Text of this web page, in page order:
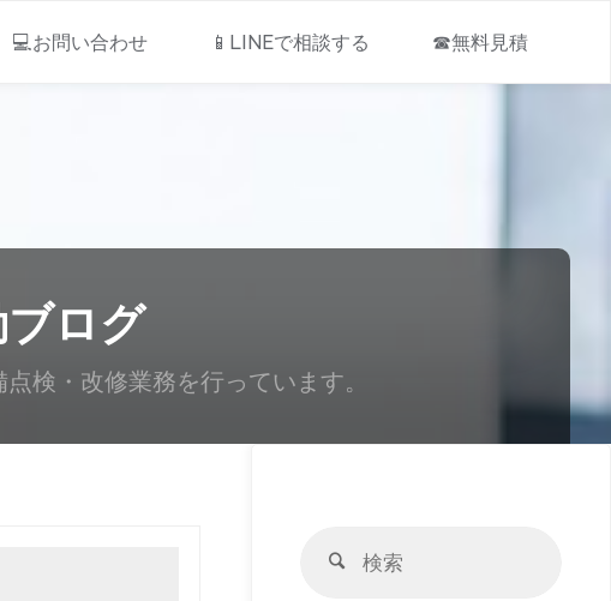
💻お問い合わせ 📱LINEで相談する ☎無料見積
ログ
検・改修業務を行っています。